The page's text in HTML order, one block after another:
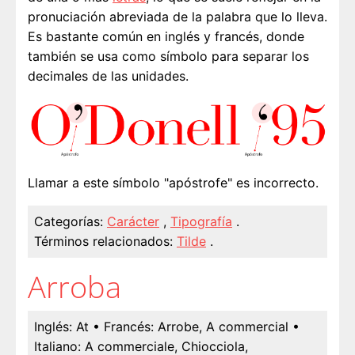
pronuciación abreviada de la palabra que lo lleva.
Es bastante común en inglés y francés, donde
también se usa como símbolo para separar los
decimales de las unidades.
Llamar a este símbolo "apóstrofe" es incorrecto.
Categorías: Carácter , Tipografía .
Términos relacionados: Tilde .
Arroba
Inglés: At • Francés: Arrobe, A commercial •
Italiano: A commerciale, Chiocciola,